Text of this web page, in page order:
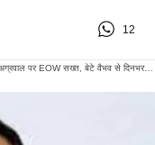
12
3 साल से फरार कांग्रेस कोषाध्यक्ष रामगोपाल अग्रवाल पर EOW सख्त, बेटे वैभव से दिनभर हुई पूछताछ